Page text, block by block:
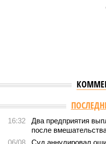
Версия //Общество //
В регионе
Заткнуть за пояс